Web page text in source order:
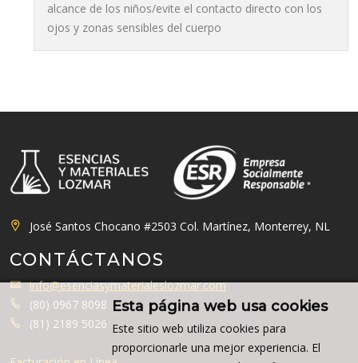
Esta página web usa cookies
Este sitio web utiliza cookies para
proporcionarle una mejor experiencia. El
alcance de los niños/evite el contacto directo con los
ojos y zonas sensibles del cuerpo
José Santos Chocano #2503 Col. Martínez, Monterrey, NL
CONTÁCTANOS
info@esenciasymaterialeslozmar.com
(80) 0967 8098
(81) 2189 5026